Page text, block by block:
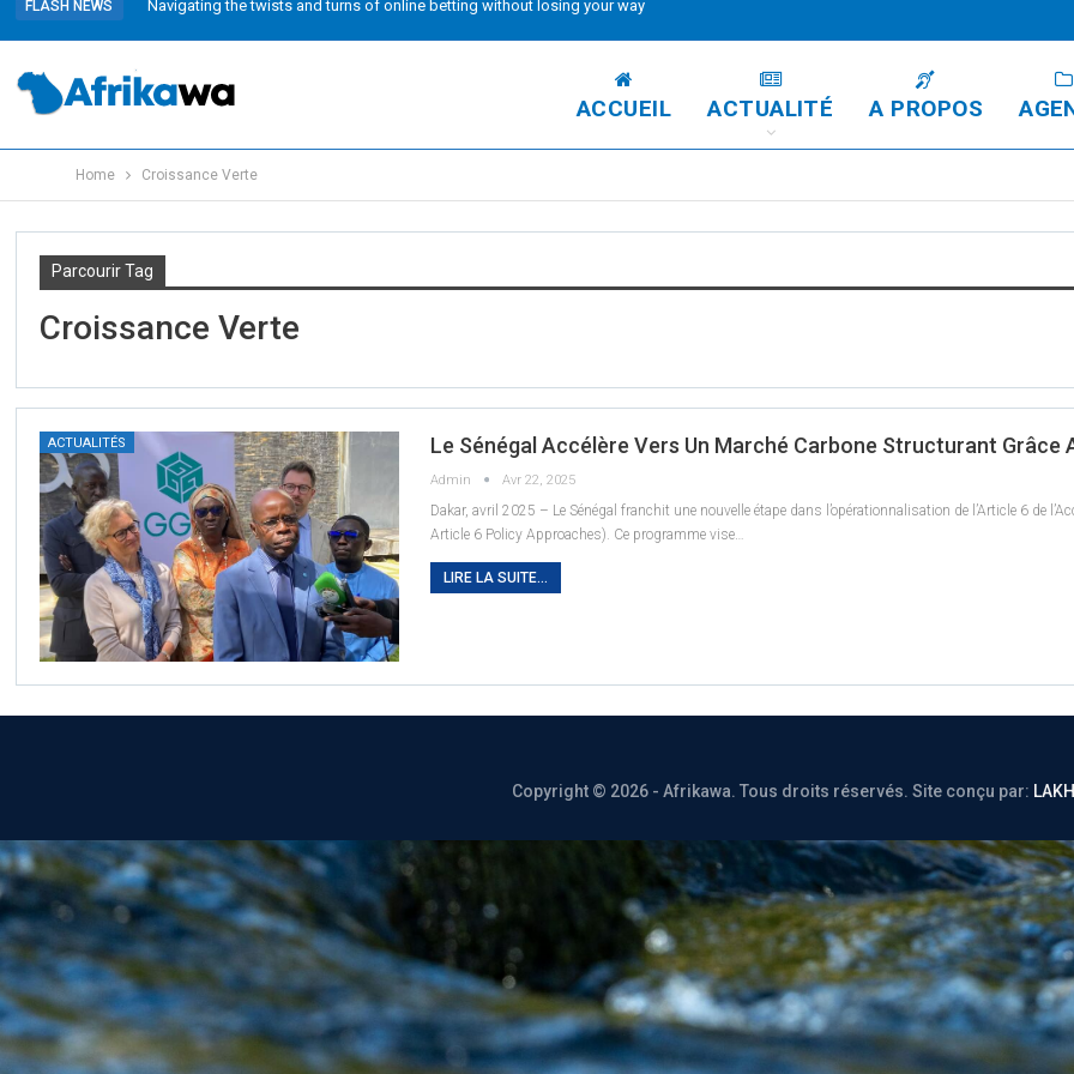
FLASH NEWS Navigating the twists and turns of online betting without losing your way
ACCUEIL ACTUALITÉ A PROPOS
Home Croissance Verte
Parcourir Tag
Croissance Verte
ACTUALITÉS Le Sénégal Accélère Vers Un Marché Carbone Structurant Grâce
Admin Avr 22, 2025
Dakar, avril 2025 – Le Sénégal franchit une nouvelle étape dans l’opérationnalisation de l’Article 6 de
Article 6 Policy Approaches). Ce programme vise…
LIRE LA SUITE...
Copyright © 2026 - Afrikawa. Tous droits réservés. Site conçu par: